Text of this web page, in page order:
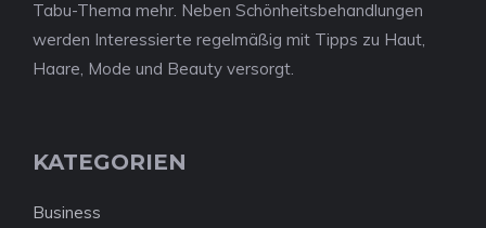
Tabu-Thema mehr. Neben Schönheitsbehandlungen
werden Interessierte regelmäßig mit Tipps zu Haut,
Haare, Mode und Beauty versorgt.
KATEGORIEN
Business